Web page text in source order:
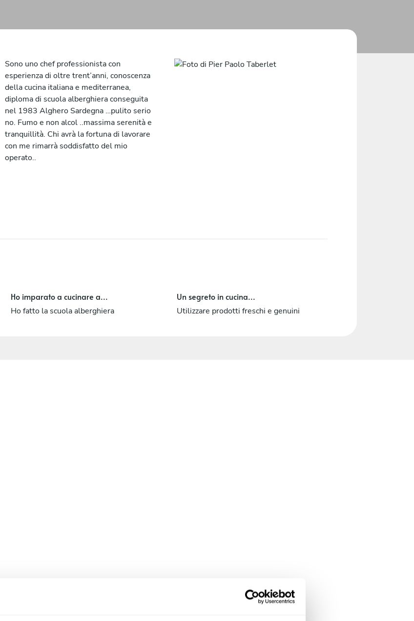
Sono uno chef professionista con
esperienza di oltre trent’anni, conoscenza
della cucina italiana e mediterranea,
diploma di scuola alberghiera conseguita
nel 1983 Alghero Sardegna …pulito serio
no. Fumo e non alcol ..massima serenità e
tranquillità. Chi avrà la fortuna di lavorare
con me rimarrà soddisfatto del mio
operato..
Ho imparato a cucinare a...
Ho fatto la scuola alberghiera
Un segreto in cucina...
Utilizzare prodotti freschi e genuini